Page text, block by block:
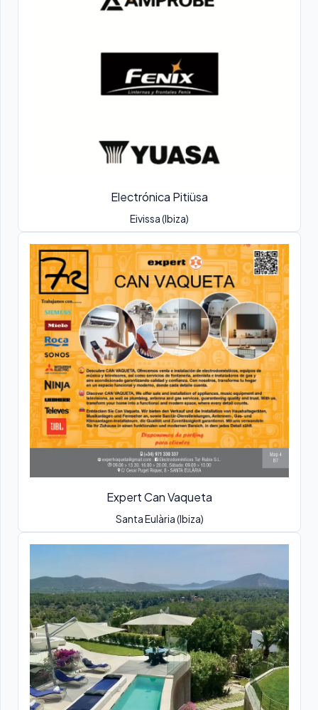
Electrónica Pitiüsa
Eivissa (Ibiza)
Expert Can Vaqueta
Santa Eulària (Ibiza)